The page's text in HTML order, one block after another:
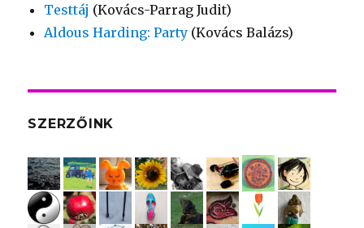
Testtáj (Kovács-Parrag Judit)
Aldous Harding: Party (Kovács Balázs)
SZERZŐINK